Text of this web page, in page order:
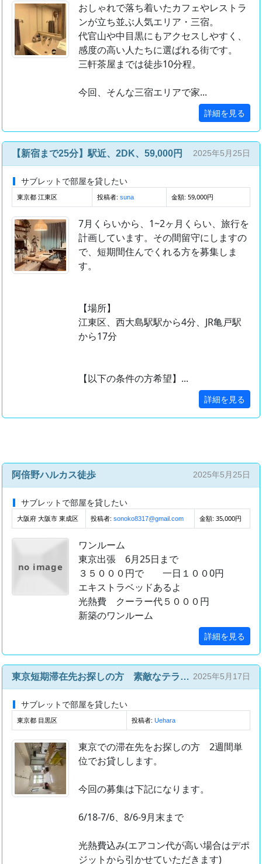
おしゃれで落ち着いたカフェやレストラ
ンが立ち並ぶ人気エリア・三宿。
代官山や中目黒にもアクセスしやすく、
感度の高い人たちに選ばれる街です。
三軒茶屋までは徒歩10分程。
今回、そんな三宿エリアで家...
詳細を見る
【新宿まで25分】駅近、2DK、59,000円 2025年5月25日
サブレットで部屋を貸したい
東京都 江東区 投稿者: suna 金額: 59,000円
7月くらいから、1~2ヶ月くらい、旅行を
計画しています。その間留守にしますの
で、短期間住んでくれる方を募集しま
す。
【場所】
江東区、西大島駅駅から4分、JR亀戸駅
から17分
【以下の条件の方希望】...
詳細を見る
阿倍野ハルカス徒歩 2025年5月25日
サブレットで部屋を貸したい
大阪府 大阪市 東成区 投稿者: sonoko8317@gmail.com 金額: 35,000円
no image
ワンルーム
東京出張 6月25日まで
３５０００円で 一日１００0円
エキストラベッドあるよ
光熱費 クーラー代５０００円
新築のワンルーム
詳細を見る
東京短期滞在先お探しの方 素敵なテラス付渋谷 6/18から 2025年5月17日
サブレットで部屋を貸したい
東京都 目黒区 投稿者: Uehara
東京での滞在先をお探しの方 2週間単
位でお貸しします。
今回の募集は下記になります。
6/18-7/6、8/6-9月末まで
光熱費込み(エアコン代が高い場合はデポ
ジットから引かせていただきます)